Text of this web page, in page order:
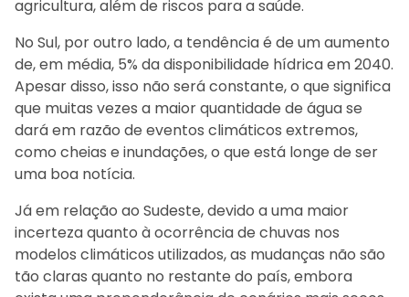
agricultura, além de riscos para a saúde.
No Sul, por outro lado, a tendência é de um aumento
de, em média, 5% da disponibilidade hídrica em 2040.
Apesar disso, isso não será constante, o que significa
que muitas vezes a maior quantidade de água se
dará em razão de eventos climáticos extremos,
como cheias e inundações, o que está longe de ser
uma boa notícia.
Já em relação ao Sudeste, devido a uma maior
incerteza quanto à ocorrência de chuvas nos
modelos climáticos utilizados, as mudanças não são
tão claras quanto no restante do país, embora